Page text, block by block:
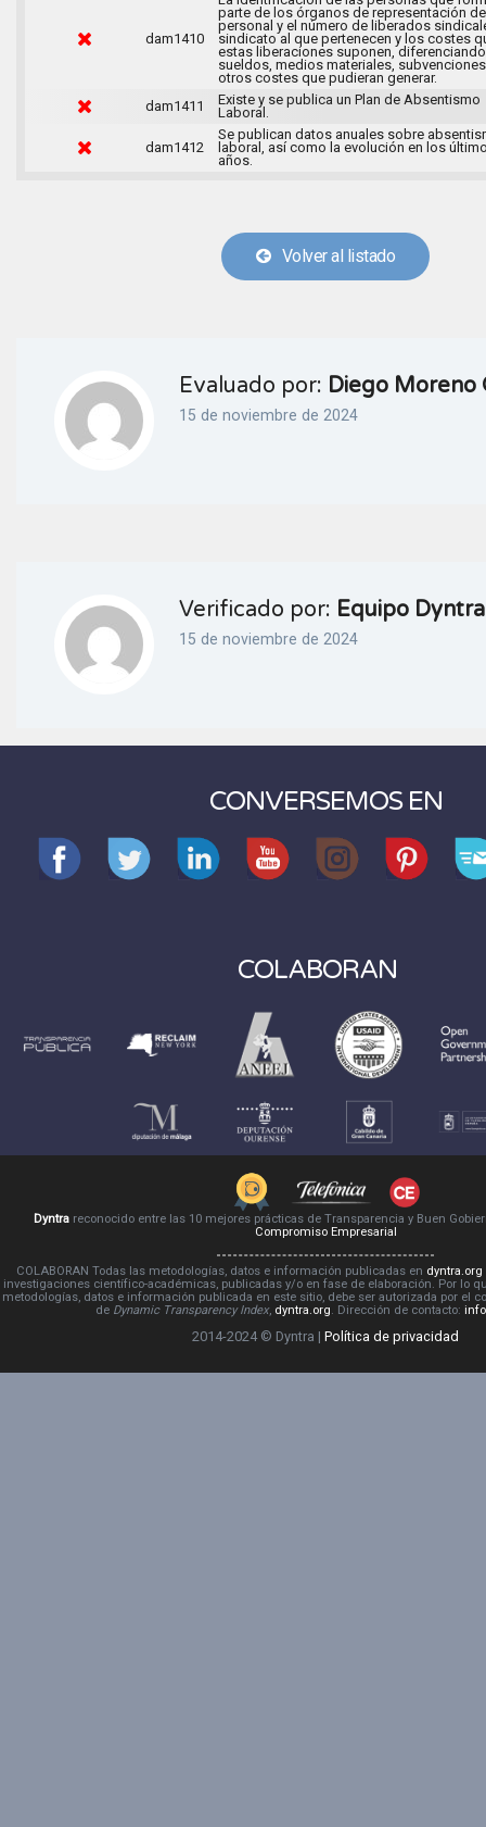
dam1410
parte de los órganos de representación
personal y el número de liberados
sindicato al que pertenecen y los costes
estas liberaciones suponen, diferenciando
sueldos, medios materiales,
otros costes que pudieran generar.
dam1411
Existe y se publica un Plan de Absentismo
Laboral.
dam1412
Se publican datos anuales sobre
laboral, así como la evolución en los
años.
Volver al listado
Evaluado por: Diego Moreno
15 de noviembre de 2024
Verificado por: Equipo Dyntra
15 de noviembre de 2024
CONVERSEMOS EN
COLABORAN
Dyntrareconocido entre las 10 mejores prácticas de Transparencia y Buen
Compromiso Empresarial
COLABORAN Todas las metodologías, datos e información publicadas en dyntra.org
investigaciones científico-académicas, publicadas y/o en fase de elaboración. Por lo
metodologías, datos e información publicada en este sitio, debe ser autorizada por el
de Dynamic Transparency Index, dyntra.org. Dirección de contacto:
2014-2024 © Dyntra | Política de privacidad